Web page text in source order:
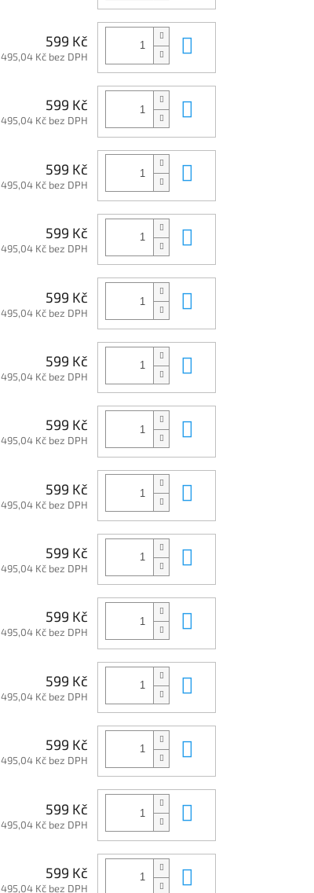
599 Kč
495,04 Kč bez DPH
599 Kč
495,04 Kč bez DPH
599 Kč
495,04 Kč bez DPH
599 Kč
495,04 Kč bez DPH
599 Kč
495,04 Kč bez DPH
599 Kč
495,04 Kč bez DPH
599 Kč
495,04 Kč bez DPH
599 Kč
495,04 Kč bez DPH
599 Kč
495,04 Kč bez DPH
599 Kč
495,04 Kč bez DPH
599 Kč
495,04 Kč bez DPH
599 Kč
495,04 Kč bez DPH
599 Kč
495,04 Kč bez DPH
599 Kč
495,04 Kč bez DPH